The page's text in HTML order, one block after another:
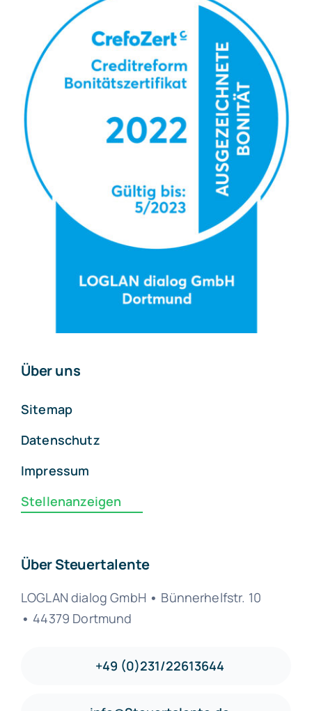
Über uns
Sitemap
Datenschutz
Impressum
Stellenanzeigen
Über Steuertalente
LOGLAN dialog GmbH • Bünnerhelfstr. 10
• 44379 Dortmund
+49 (0)231/22613644